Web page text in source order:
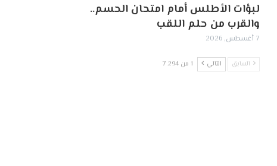
لبؤات الأطلس أمام امتحان الحسم..
والقرب من حلم اللقب
7 أغسطس, 2026
السابق التالي 1 من 7٬294